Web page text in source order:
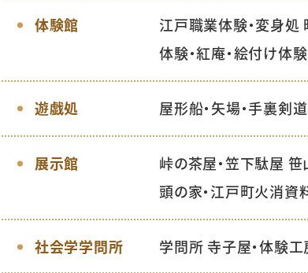
体験館
江戸職業体験・変身処
体験・紅庵・絵付け体
遊戯処 屋形船・矢場・手裏剣
展示館
峠の茶屋・笠下駄屋 笹
頭の家・江戸町火消資
社会学学問所 学問所 寺子屋・体験工